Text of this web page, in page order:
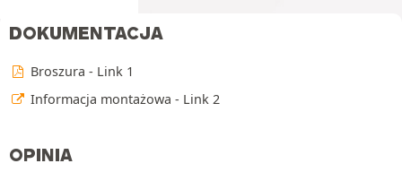
DOKUMENTACJA
Broszura - Link 1
Informacja montażowa - Link 2
OPINIA